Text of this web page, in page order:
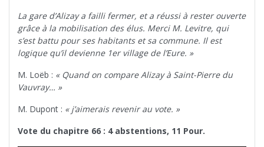
La gare d’Alizay a failli fermer, et a réussi à rester ouverte
grâce à la mobilisation des élus. Merci M. Levitre, qui
s’est battu pour ses habitants et sa commune. Il est
logique qu’il devienne 1er village de l’Eure. »
M. Loëb : « Quand on compare Alizay à Saint-Pierre du
Vauvray… »
M. Dupont : « j’aimerais revenir au vote. »
Vote du chapitre 66 : 4 abstentions, 11 Pour.